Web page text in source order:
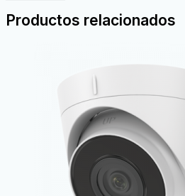
Productos relacionados